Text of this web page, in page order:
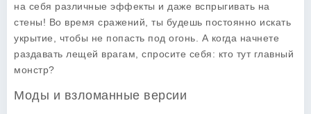
на себя различные эффекты и даже вспрыгивать на
стены! Во время сражений, ты будешь постоянно искать
укрытие, чтобы не попасть под огонь. А когда начнете
раздавать лещей врагам, спросите себя: кто тут главный
монстр?
Моды и взломанные версии